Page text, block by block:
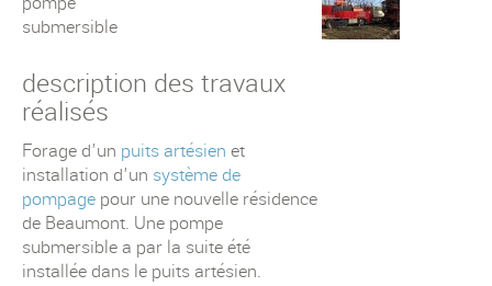
submersible
description des travaux
réalisés
Forage d'un puits artésien et
installation d'un système de
pompage pour une nouvelle résidence
de Beaumont. Une pompe
submersible a par la suite été
installée dans le puits artésien.